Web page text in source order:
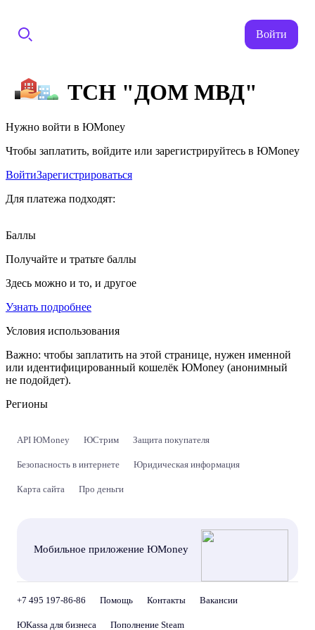
Войти
ТСН "ДОМ МВД"
Нужно войти в ЮMoney
Чтобы заплатить, войдите или зарегистрируйтесь в ЮMoney
ВойтиЗарегистрироваться
Для платежа подходят:
Баллы
Получайте и тратьте баллы
Здесь можно и то, и другое
Узнать подробнее
Условия использования
Важно: чтобы заплатить на этой странице, нужен именной
или идентифицированный кошелёк ЮMoney (анонимный
не подойдет).
Регионы
API ЮMoney ЮСтрим Защита покупателя
Безопасность в интернете Юридическая информация
Карта сайта Про деньги
Мобильное приложение ЮMoney
+7 495 197-86-86 Помощь Контакты Вакансии
ЮKassa для бизнеса Пополнение Steam